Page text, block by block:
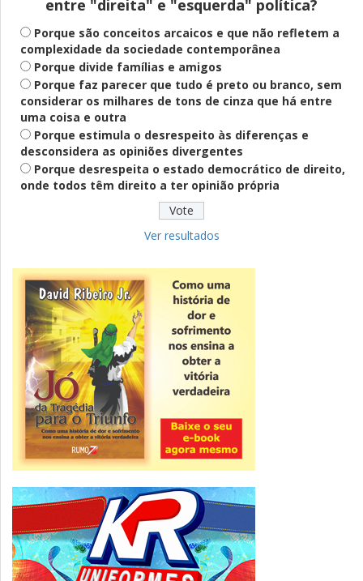
Saúde Mental
Plataforma oferece escuta em saúde
mental para jovens no SUS Digital
Definido
PT lança Patrus Ananias como candidato
ao governo de Minas Gerais
Fies: pré-selecionados têm até terça
para complementar informações
Novidade
CNPJ alfanumérico começa a ser emitido
nesta sexta
ver todas »
entre "direita" e "esquerda" política?
Porque são conceitos arcaicos e que não refletem a
complexidade da sociedade contemporânea
Porque divide famílias e amigos
Porque faz parecer que tudo é preto ou branco, sem
considerar os milhares de tons de cinza que há entre
uma coisa e outra
Porque estimula o desrespeito às diferenças e
desconsidera as opiniões divergentes
Porque desrespeita o estado democrático de direito,
onde todos têm direito a ter opinião própria
Ver resultados